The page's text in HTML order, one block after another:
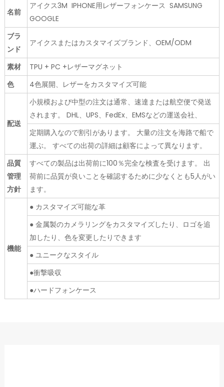
名前
アイクス3M IPHONE用レザーフォンケース SAMSUNG
GOOGLE
ブラ
ンド
アイクスまたはカスタマイズブランド、OEM/ODM
素材
TPU + PC +レザーマグネット
色
4色展開、レザーをカスタマイズ可能
配送
小規模および中型の注文は通常、速達または航空便で発送
されます。 DHL、UPS、FedEx、EMSなどの運送会社、
定期購入なので割引があります。 大量の注文を海路で船で
運ぶ。 すべての出荷の詳細は顧客によって異なります。
品質
管理
方針
すべての製品は出荷前に100％完全な検査を受けます。 出
荷前に品質が良いことを確認するために少なくとも5人がい
ます。
機能
● カスタマイズ可能な革
● 金属製のカメラリングをカスタマイズしたり、ロゴを追
加したり、色を変更したりできます
● ユニークなスタイル
●衝撃吸収
●ハードフォンケース